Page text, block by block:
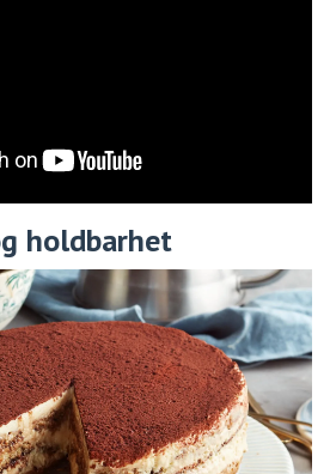
holdbarhet